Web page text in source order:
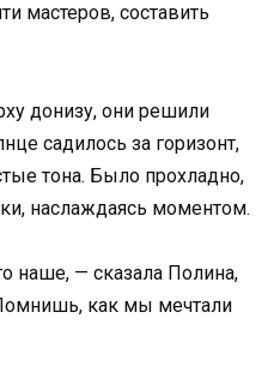
мастеров, составить
донизу, они решили
садилось за горизонт,
тона. Было прохладно,
наслаждаясь моментом.
наше, — сказала Полина,
как мы мечтали